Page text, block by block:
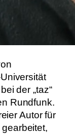
der „taz“
Rundfunk.
Autor für